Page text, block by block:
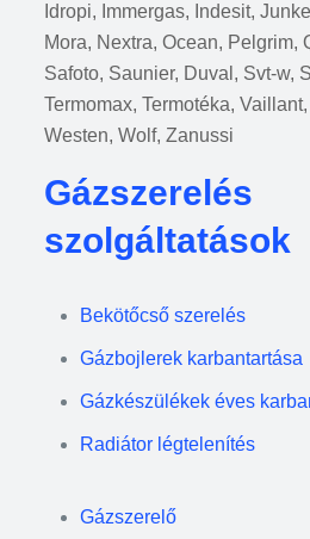
Idropi, Immergas, Indesit,
Mora, Nextra, Ocean, Pelgrim,
Safoto, Saunier, Duval, Svt-w,
Termomax, Termotéka,
Westen, Wolf, Zanussi
Gázszerelés
szolgáltatások
Bekötőcső szerelés
Gázbojlerek karbantartása
Gázkészülékek éves
Radiátor légtelenítés
Gázszerelő